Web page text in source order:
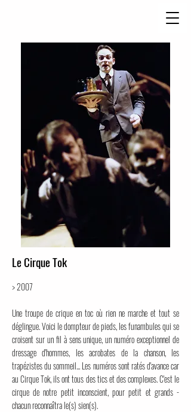
Le Cirque Tok
> 2007
Une troupe de crique en toc où rien ne marche et tout se
déglingue. Voici le dompteur de pieds, les funambules qui se
croisent sur un fil à sens unique, un numéro exceptionnel de
dressage d'hommes, les acrobates de la chanson, les
trapézistes du sommeil... Les numéros sont ratés d'avance car
au Cirque Tok, ils ont tous des tics et des complexes. C'est le
cirque de notre petit inconscient, pour petit et grands -
chacun reconnaîtra le(s) sien(s).